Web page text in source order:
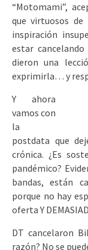
“Motomami”,
que virtuosos de
inspiración
estar cancelando
dieron una
exprimirla… y
Y ahora
vamos con
la
postdata que
crónica. ¿Es
pandémico?
bandas, están
porque no hay
oferta Y
DT cancelaron
razón? No se